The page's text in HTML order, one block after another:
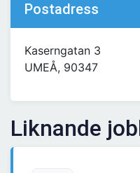
Postadress
Kaserngatan 3
UMEÅ, 90347
Liknande